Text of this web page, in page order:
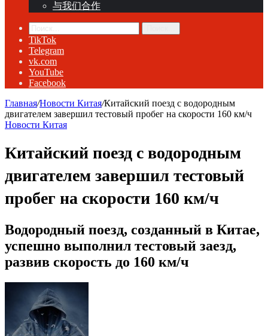
与我们合作
TikTok
Telegram
vk.com
YouTube
Facebook
Главная/Новости Китая/Китайский поезд с водородным
двигателем завершил тестовый пробег на скорости 160 км/ч
Новости Китая
Китайский поезд с водородным
двигателем завершил тестовый
пробег на скорости 160 км/ч
Водородный поезд, созданный в Китае,
успешно выполнил тестовый заезд,
развив скорость до 160 км/ч